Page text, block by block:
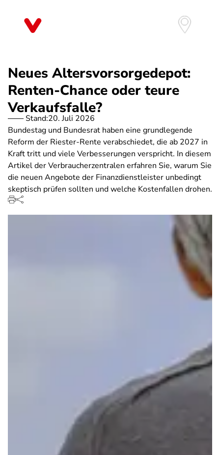
Neues Altersvorsorgedepot:
Renten-Chance oder teure
Verkaufsfalle?
Stand:20. Juli 2026
Bundestag und Bundesrat haben eine grundlegende
Reform der Riester-Rente verabschiedet, die ab 2027 in
Kraft tritt und viele Verbesserungen verspricht. In diesem
Artikel der Verbraucherzentralen erfahren Sie, warum Sie
die neuen Angebote der Finanzdienstleister unbedingt
skeptisch prüfen sollten und welche Kostenfallen drohen.